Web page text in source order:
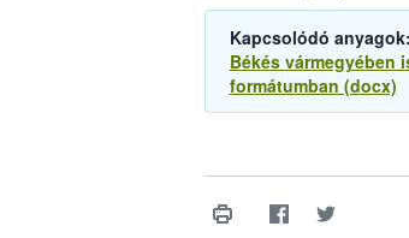
Kapcsolódó anyagok:
Békés vármegyében
formátumban (docx)